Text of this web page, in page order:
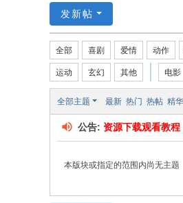
社
区
发新帖
全部 喜剧 爱情 动作
运动 玄幻 其他 电影
全部主题 最新 热门 热帖 精华
公告: 资源下载观看教
本版块或指定的范围内尚无主题